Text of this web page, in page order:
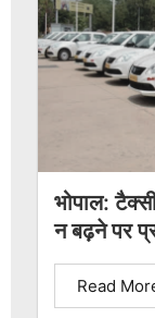
भोपाल:
न बढ़ने पर
Read